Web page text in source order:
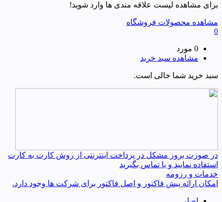
برای مشاهده لیست علاقه مندی ها وارد شوید!
مشاهده محصولات فروشگاه
0
0 مورد
مشاهده سبد خرید
سبد خرید شما خالی است.
در صورت بروز مشکل در پرداخت اینترنتی از روش کارت به کارت
استفاده نمایید و یا تماس بگیرید
خدمات و رزومه
امکان ارائه پیش فاکتور و اصل فاکتور برای شرکت ها وجود دارد.